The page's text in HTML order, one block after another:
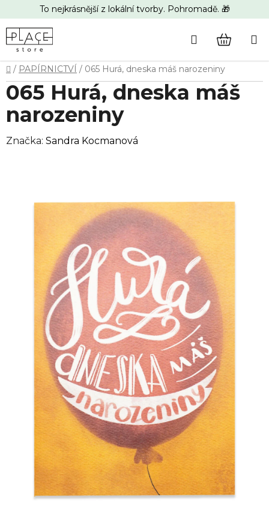
na
obsah
To nejkrásnější z lokální tvorby. Pohromadě. 🎁
Hledat
KOŠÍK
Domů
/ PAPÍRNICTVÍ / 065 Hurá, dneska máš narozeniny
065 Hurá, dneska máš
narozeniny
Značka: Sandra Kocmanová